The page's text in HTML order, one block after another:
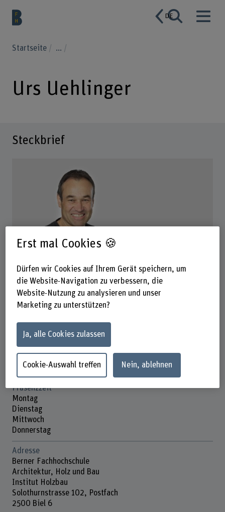
DE
Startseite ...
Urs Uehlinger
Steckbrief
Urs Uehlinger
Dozent
Kontakt
+41 32 344 03 94
E-Mail anzeigen
www.bfh.ch/de/urs-uehlinger
Präsenzzeit
Montag
Dienstag
Mittwoch
Donnerstag
Adresse
Berner Fachhochschule
Architektur, Holz und Bau
Institut Holzbau
Solothurnstrasse 102, Postfach
2500 Biel 6
Erst mal Cookies 🍪
Dürfen wir Cookies auf Ihrem Gerät speichern, um
die Website-Navigation zu verbessern, die
Website-Nutzung zu analysieren und unser
Marketing zu unterstützen?
Ja, alle Cookies zulassen
Cookie-Auswahl treffen Nein, ablehnen